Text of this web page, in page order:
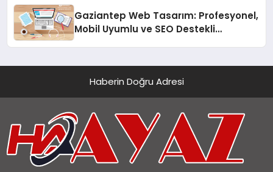
Gaziantep Web Tasarım: Profesyonel,
Mobil Uyumlu ve SEO Destekli
Haberin Doğru Adresi